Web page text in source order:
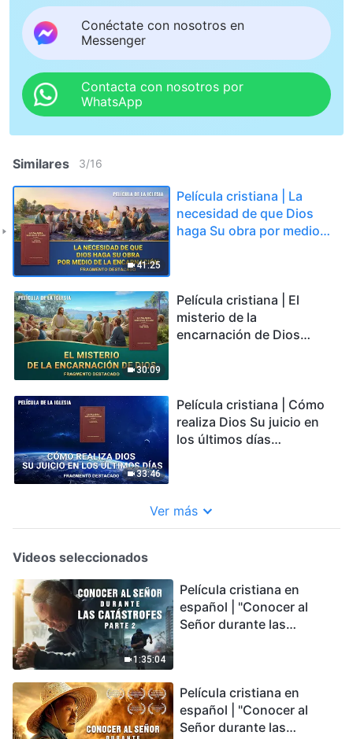
Conéctate con nosotros en
Messenger
Contacta con nosotros por
WhatsApp
Similares 3/16
41:25
Película cristiana | La
necesidad de que Dios
haga Su obra por medio
30:09
Película cristiana | El
misterio de la
encarnación de Dios
33:46
Película cristiana | Cómo
realiza Dios Su juicio en
los últimos días
Ver más
Videos seleccionados
1:35:04
Película cristiana en
español | "Conocer al
Señor durante las
podemos sobrevivir?
Película cristiana en
español | "Conocer al
Señor durante las